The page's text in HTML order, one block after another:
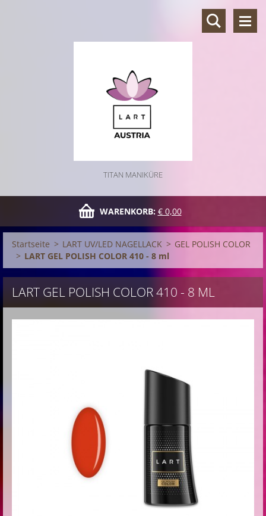
TITAN MANIKÜRE
WARENKORB: € 0,00
Startseite > LART UV/LED NAGELLACK > GEL POLISH COLOR
> LART GEL POLISH COLOR 410 - 8 ml
LART GEL POLISH COLOR 410 - 8 ML